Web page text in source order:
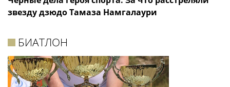
звезду дзюдо Тамаза Намгалаури
БИАТЛОН